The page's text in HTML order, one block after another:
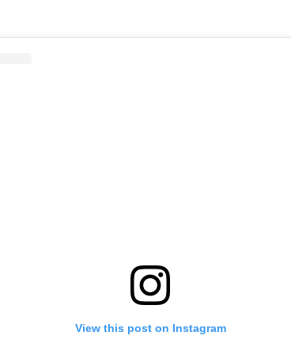
View this post on Instagram